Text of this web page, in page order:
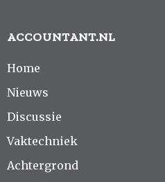
ACCOUNTANT.NL
Home
Nieuws
Discussie
Vaktechniek
Achtergrond